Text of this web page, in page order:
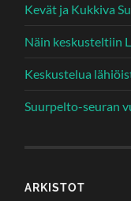
Kevät ja Kukkiva
Näin keskusteltiin
Keskustelua
Suurpelto-seuran
ARKISTOT